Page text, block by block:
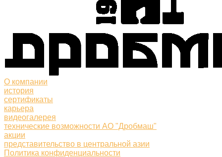
О компании
история
сертификаты
карьера
видеогалерея
технические возможности АО "Дробмаш"
акции
представительство в центральной азии
Политика конфиденциальности